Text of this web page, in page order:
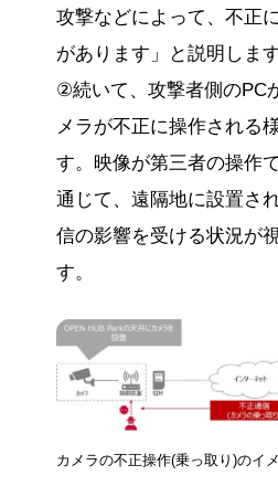
攻撃などによって、不正
があります」と説明します
②続いて、攻撃者側のPC
メラが不正に操作される
す。映像が第三者の操作
通じて、遠隔地に設置さ
信の影響を受ける状況が
す。
カメラの不正操作(乗っ取り)のイ